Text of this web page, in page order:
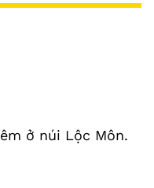
ở núi Lộc Môn.